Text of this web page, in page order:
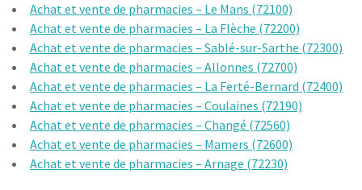
Achat et vente de pharmacies – Le Mans (72100)
Achat et vente de pharmacies – La Flèche (72200)
Achat et vente de pharmacies – Sablé-sur-Sarthe (72300)
Achat et vente de pharmacies – Allonnes (72700)
Achat et vente de pharmacies – La Ferté-Bernard (72400)
Achat et vente de pharmacies – Coulaines (72190)
Achat et vente de pharmacies – Changé (72560)
Achat et vente de pharmacies – Mamers (72600)
Achat et vente de pharmacies – Arnage (72230)